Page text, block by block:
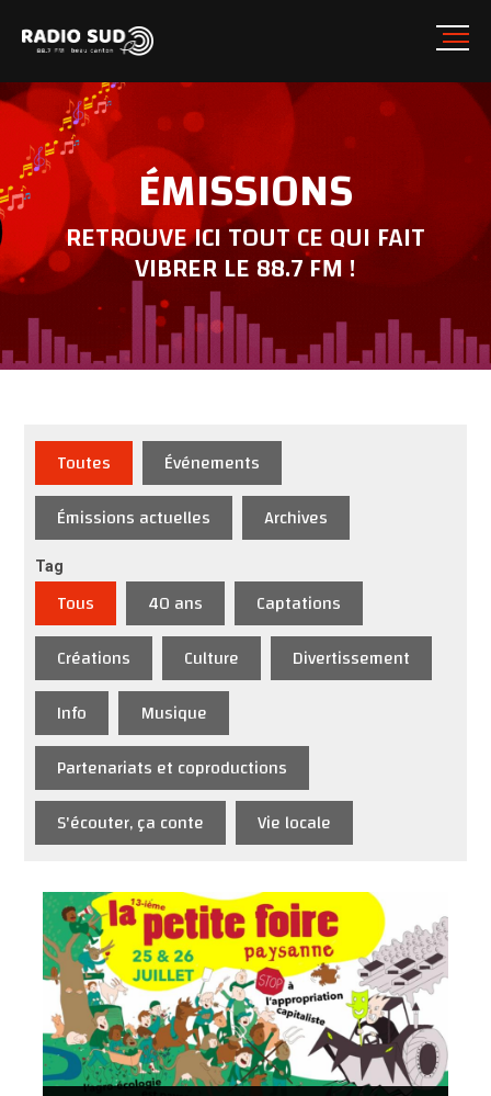
ÉMISSIONS
RETROUVE ICI TOUT CE QUI FAIT
VIBRER LE 88.7 FM !
Toutes
Événements
Émissions actuelles
Archives
Tag
Tous 40 ans
Captations
Créations
Culture
Divertissement
Info
Musique
Partenariats et coproductions
S'écouter, ça conte
Vie locale